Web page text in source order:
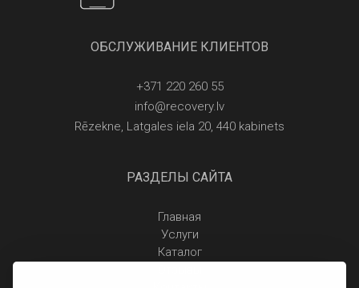
ОБСЛУЖИВАНИЕ КЛИЕНТОВ
+371 220 260 55
info@recovery.lv
Rēzekne, Latgales iela 20, 440 kabinets
РАЗДЕЛЫ САЙТА
Главная
Услуги
Каталог